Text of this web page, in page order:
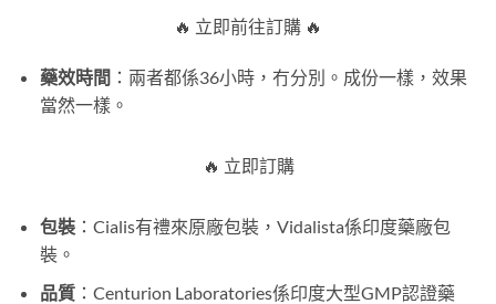
🔥 立即前往訂購 🔥
藥效時間 ：兩者都係36小時，冇分別。成份一樣，效果
當然一樣。
🔥 立即訂購
包裝：Cialis有禮來原廠包裝，Vidalista係印度藥廠包
裝。
品質：Centurion Laboratories係印度大型GMP認證藥